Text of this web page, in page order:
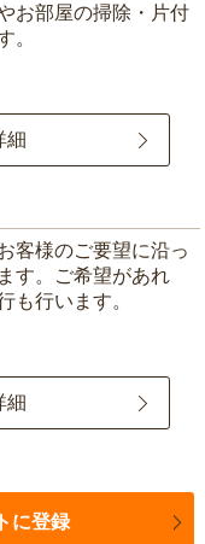
お部屋の掃除・片付
。
細
客様のご要望に沿っ
す。ご希望があれ
も行います。
細
に登録